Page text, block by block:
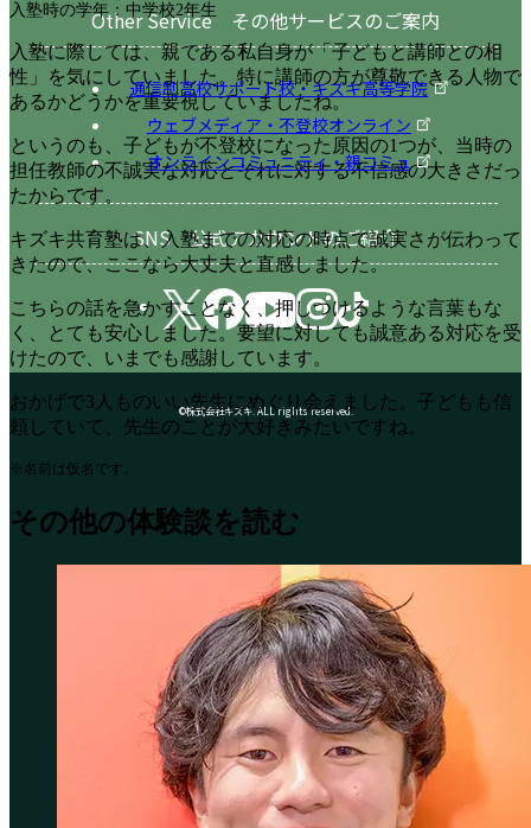
Other Service その他サービスのご案内
通信制高校サポート校・キズキ高等学院
ウェブメディア・不登校オンライン
オンラインコミュニティ・親コミュ
SNS 公式アカウントのご紹介
©株式会社キズキ. ALL rights reserved.
入塾時の学年：中学校2年生
入塾に際しては、親である私自身が「子どもと講師との相
性」を気にしていました。特に講師の方が尊敬できる人物で
あるかどうかを重要視していましたね。
というのも、子どもが不登校になった原因の1つが、当時の
担任教師の不誠実な対応とそれに対する不信感の大きさだっ
たからです。
キズキ共育塾は、入塾までの対応の時点で誠実さが伝わって
きたので、ここなら大丈夫と直感しました。
こちらの話を急かすことなく、押しつけるような言葉もな
く、とても安心しました。要望に対しても誠意ある対応を受
けたので、いまでも感謝しています。
おかげで3人ものいい先生にめぐり会えました。子どもも信
頼していて、先生のことが大好きみたいですね。
※名前は仮名です。
その他の体験談を読む